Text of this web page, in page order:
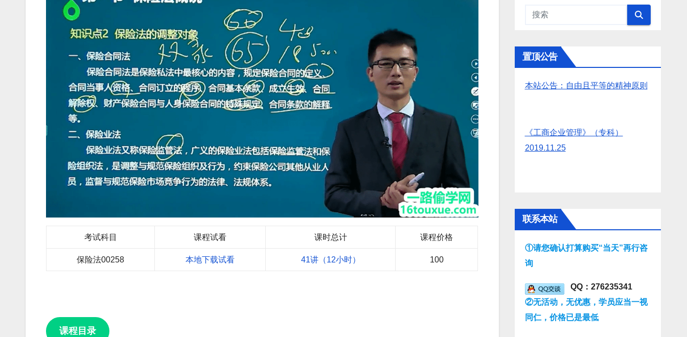
考试科目 课程试看 课时总计 课程价格
保险法00258 本地下载试看 41讲（12小时） 100
课程目录
置顶公告
本站公告：自由且平等的精神原则
《工商企业管理》（专科）
2019.11.25
联系本站
①请您确认打算购买“当天”再行咨
询
QQ：276235341
②无活动，无优惠，学员应当一视
同仁，价格已是最低